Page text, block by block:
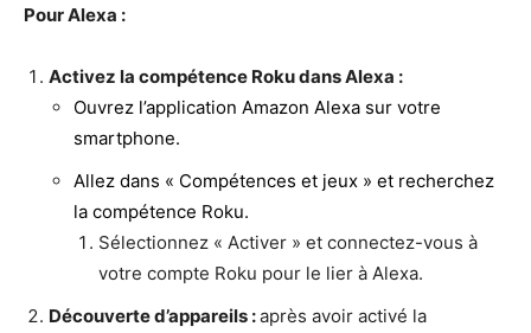
Pour Alexa :
Activez la compétence Roku dans Alexa :
Ouvrez l’application Amazon Alexa sur votre
smartphone.
Allez dans « Compétences et jeux » et recherchez
la compétence Roku.
Sélectionnez « Activer » et connectez-vous à
votre compte Roku pour le lier à Alexa.
Découverte d’appareils :après avoir activé la